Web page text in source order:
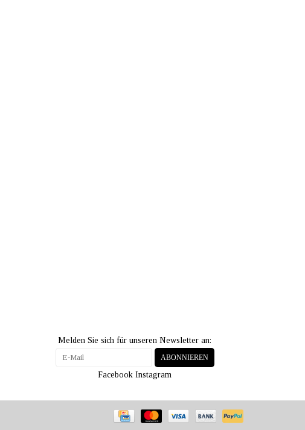
Melden Sie sich für unseren Newsletter an:
ABONNIEREN
Facebook Instagram